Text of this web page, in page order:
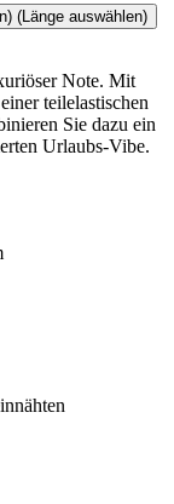
(Länge auswählen)
Note. Mit
teilelastischen
Sie dazu ein
Urlaubs-Vibe.